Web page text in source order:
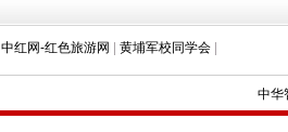
中红网-红色旅游网 黄埔军校同学会
中华